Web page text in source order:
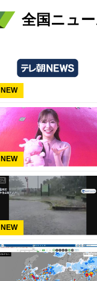
全国ニュー
NEW
NEW
NEW